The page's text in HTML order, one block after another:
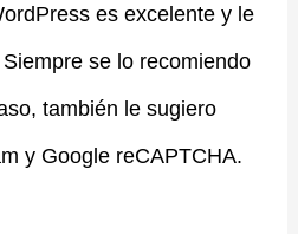
es excelente y le
se lo recomiendo
también le sugiero
y Google reCAPTCHA.